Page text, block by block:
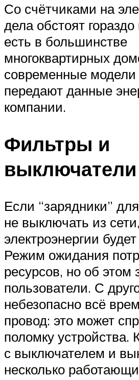
Со счётчиками на
дела обстоят
есть в большинстве
многоквартирных
современные
передают данные
компании.
Фильтры и
выключатели
Если “зарядники”
не выключать из
электроэнергии
Режим ожидания
ресурсов, но об этом
пользователи. С
небезопасно всё
провод: это может
поломку устройства.
с выключателем и
несколько